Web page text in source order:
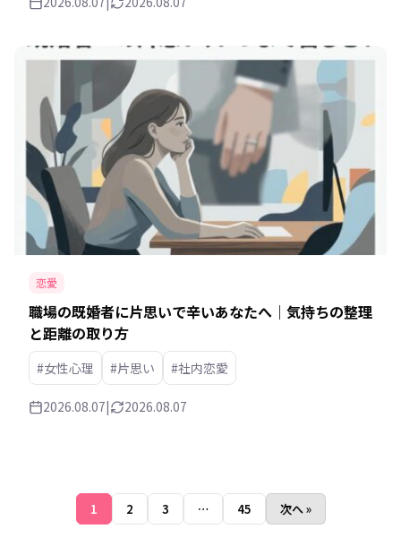
恋愛
職場の既婚者に片思いで辛いあなたへ｜気持ちの整理
と距離の取り方
#女性心理 #片思い #社内恋愛
2026.08.07| 2026.08.07
1 2 3 … 45 次へ »